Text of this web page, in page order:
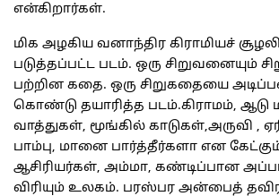
என்கிறார்கள்.
மிக அழகிய வனாந்திர கிராமியச்
படுத்தப்பட்ட படம். ஒரு சிறுவனையும்
பற்றின கதை. ஒரு சிறுகதையை
கொண்டு தயாரித்த படம்.கிராமம், ஆடு
வாத்துகள், மூங்கில் காடுகள்,அருவி ,
பாம்பு, மானை பார்த்தீர்களா என
ஆசிரியர்கள், அம்மா, கண்டிப்பான
விரியும் உலகம். பரஸ்பர அன்பைத்